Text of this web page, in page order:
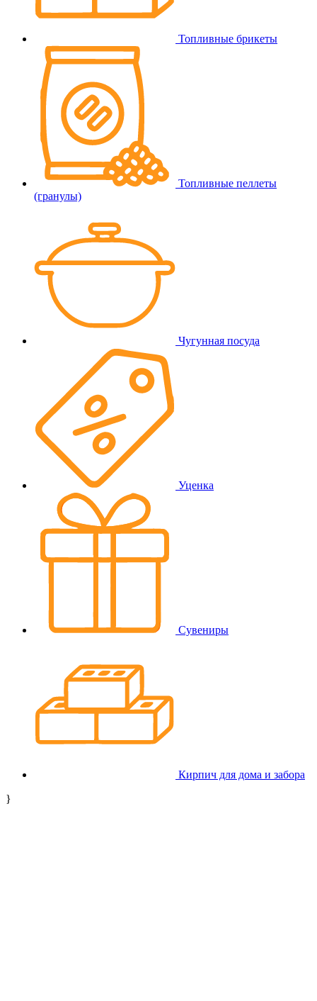
Топливные брикеты
Топливные пеллеты
(гранулы)
Чугунная посуда
Уценка
Сувениры
Кирпич для дома и забора
}